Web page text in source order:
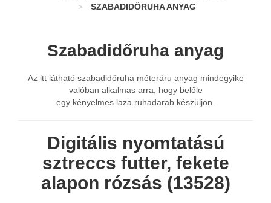
SZABADIDŐRUHA ANYAG
Szabadidőruha anyag
Az itt látható szabadidőruha méteráru anyag mindegyike
valóban alkalmas arra, hogy belőle
egy kényelmes laza ruhadarab készüljön.
Digitális nyomtatású
sztreccs futter, fekete
alapon rózsás (13528)